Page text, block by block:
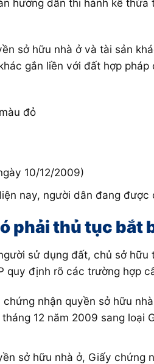
hướng dẫn thi hành kế
sở hữu nhà ở và tài sản
gắn liền với đất hợp
đỏ
10/12/2009)
nay, người dân đang được
phải thủ tục bắt
sử dụng đất, chủ sở
quy định rõ các trường hợp
nhận quyền sở hữu
12 năm 2009 sang
sở hữu nhà ở, Giấy